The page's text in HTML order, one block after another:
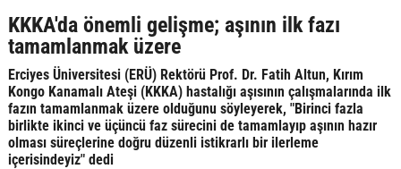
KKKA'da önemli gelişme; aşının ilk fazı
tamamlanmak üzere
Erciyes Üniversitesi (ERÜ) Rektörü Prof. Dr. Fatih Altun, Kırım
Kongo Kanamalı Ateşi (KKKA) hastalığı aşısının çalışmalarında ilk
fazın tamamlanmak üzere olduğunu söyleyerek, "Birinci fazla
birlikte ikinci ve üçüncü faz sürecini de tamamlayıp aşının hazır
olması süreçlerine doğru düzenli istikrarlı bir ilerleme
içerisindeyiz" dedi